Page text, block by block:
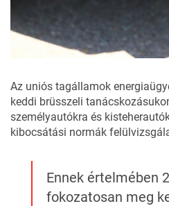
Az uniós tagállamok
keddi brüsszeli
személyautókra és
kibocsátási normák
Ennek értelmében
fokozatosan meg